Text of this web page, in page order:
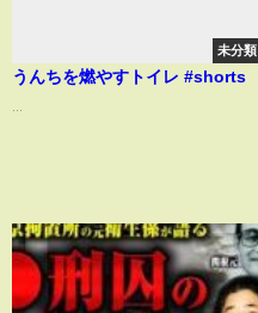
未分類
うんちを燃やすトイレ #shorts